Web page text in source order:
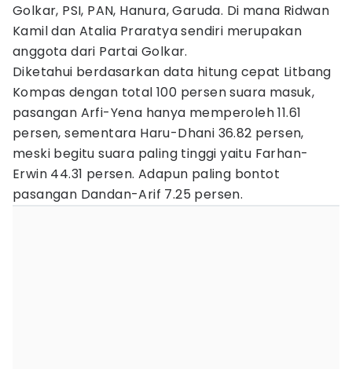
Golkar, PSI, PAN, Hanura, Garuda. Di mana Ridwan
Kamil dan Atalia Praratya sendiri merupakan
anggota dari Partai Golkar.
Diketahui berdasarkan data hitung cepat Litbang
Kompas dengan total 100 persen suara masuk,
pasangan Arfi-Yena hanya memperoleh 11.61
persen, sementara Haru-Dhani 36.82 persen,
meski begitu suara paling tinggi yaitu Farhan-
Erwin 44.31 persen. Adapun paling bontot
pasangan Dandan-Arif 7.25 persen.